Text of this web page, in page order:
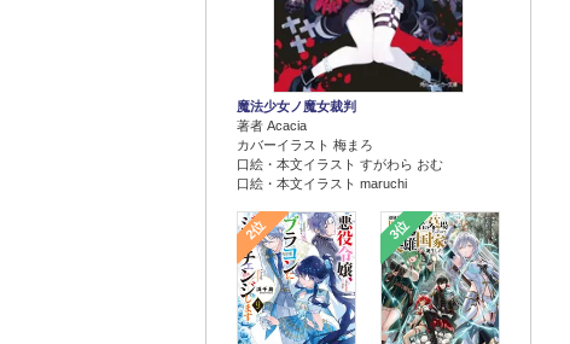
魔法少女ノ魔女裁判
著者 Acacia
カバーイラスト 梅まろ
口絵・本文イラスト すがわら おむ
口絵・本文イラスト maruchi
2位 3位